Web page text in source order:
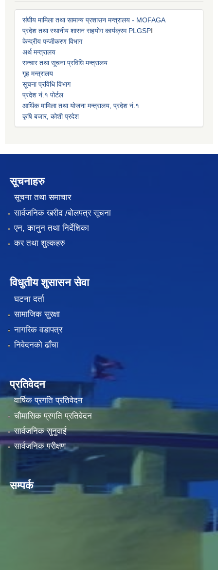
संघीय मामिला तथा सामान्य प्रशासन मन्त्रालय - MOFAGA
प्रदेश तथा स्थानीय शासन सहयोग कार्यक्रम PLGSPI
केन्द्रीय पन्जीकरण विभाग
अर्थ मन्त्रालय
सन्चार तथा सूचना प्रविधि मन्त्रालय
गृह मन्त्रालय
सूचना प्रविधि विभाग
प्रदेश नं.१ पोर्टल
आर्थिक मामिला तथा योजना मन्त्रालय, प्रदेश नं.१
कृषि बजार, कोशी प्रदेश
सूचनाहरु
सूचना तथा समाचार
सार्वजनिक खरीद /बोलपत्र सूचना
एन, कानुन तथा निर्देशिका
कर तथा शुल्कहरु
विधुतीय शुसासन सेवा
घटना दर्ता
सामाजिक सुरक्षा
नागरिक वडापत्र
निवेदनको ढाँचा
प्रतिवेदन
वार्षिक प्रगति प्रतिवेदन
चौमासिक प्रगति प्रतिवेदन
सार्वजनिक सुनुवाई
सार्वजनिक परीक्षण
सम्पर्क